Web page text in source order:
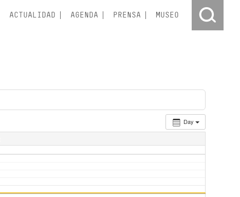
ACTUALIDAD AGENDA PRENSA MUSEO
Day